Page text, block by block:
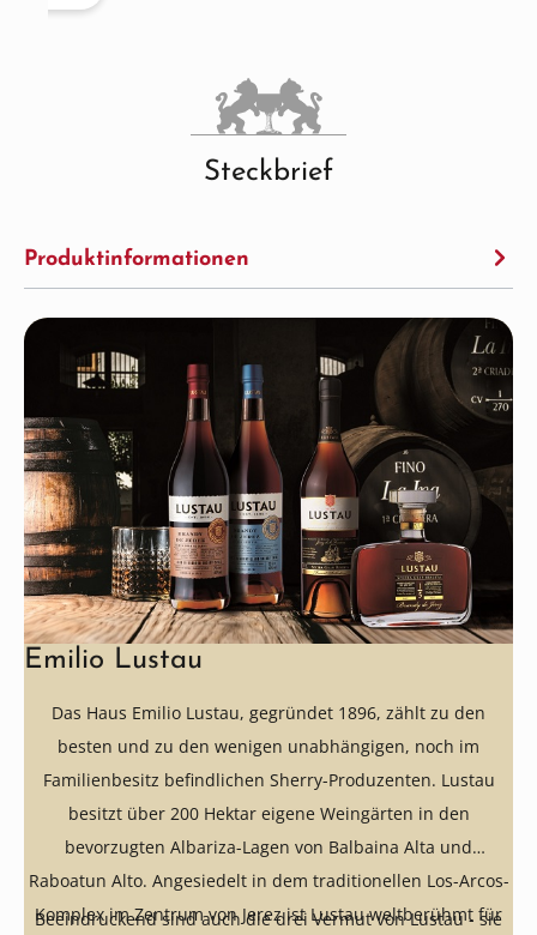
Steckbrief
Produktinformationen
Emilio Lustau
Das Haus Emilio Lustau, gegründet 1896, zählt zu den
besten und zu den wenigen unabhängigen, noch im
Familienbesitz befindlichen Sherry-Produzenten. Lustau
besitzt über 200 Hektar eigene Weingärten in den
bevorzugten Albariza-Lagen von Balbaina Alta und
Raboatun Alto. Angesiedelt in dem traditionellen Los-Arcos-
Komplex im Zentrum von Jerez ist Lustau weltberühmt für
Beeindruckend sind auch die drei Vermut von Lustau - sie